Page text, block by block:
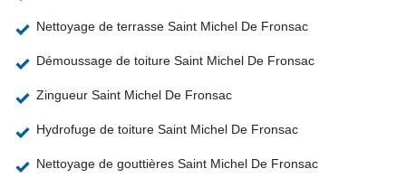
Nettoyage de terrasse Saint Michel De Fronsac
Démoussage de toiture Saint Michel De Fronsac
Zingueur Saint Michel De Fronsac
Hydrofuge de toiture Saint Michel De Fronsac
Nettoyage de gouttières Saint Michel De Fronsac